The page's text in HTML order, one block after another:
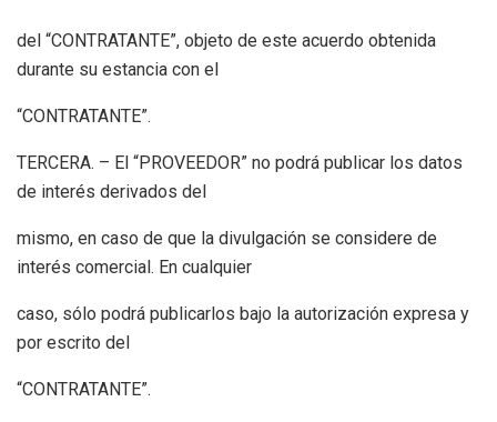
del “CONTRATANTE”, objeto de este acuerdo obtenida
durante su estancia con el
“CONTRATANTE”.
TERCERA. – El “PROVEEDOR” no podrá publicar los datos
de interés derivados del
mismo, en caso de que la divulgación se considere de
interés comercial. En cualquier
caso, sólo podrá publicarlos bajo la autorización expresa y
por escrito del
“CONTRATANTE”.